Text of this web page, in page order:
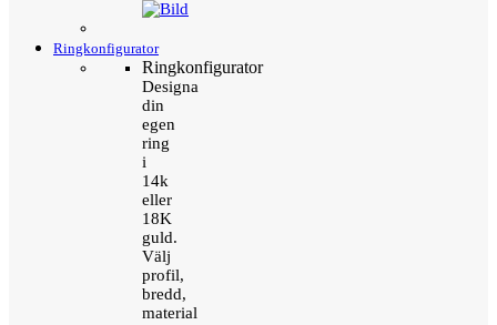
Ringkonfigurator
Ringkonfigurator
Designa
din
egen
ring
i
14k
eller
18K
guld.
Välj
profil,
bredd,
material